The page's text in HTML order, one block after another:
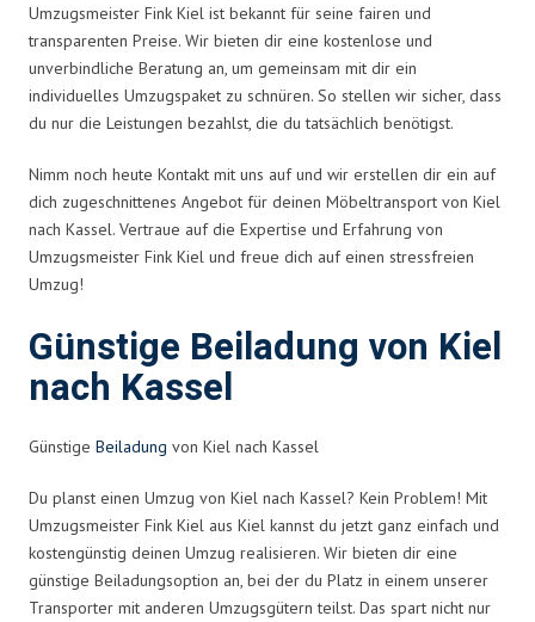
Umzugsmeister Fink Kiel ist bekannt für seine fairen und
transparenten Preise. Wir bieten dir eine kostenlose und
unverbindliche Beratung an, um gemeinsam mit dir ein
individuelles Umzugspaket zu schnüren. So stellen wir sicher, dass
du nur die Leistungen bezahlst, die du tatsächlich benötigst.
Nimm noch heute Kontakt mit uns auf und wir erstellen dir ein auf
dich zugeschnittenes Angebot für deinen Möbeltransport von Kiel
nach Kassel. Vertraue auf die Expertise und Erfahrung von
Umzugsmeister Fink Kiel und freue dich auf einen stressfreien
Umzug!
Günstige Beiladung von Kiel
nach Kassel
Günstige Beiladung von Kiel nach Kassel
Du planst einen Umzug von Kiel nach Kassel? Kein Problem! Mit
Umzugsmeister Fink Kiel aus Kiel kannst du jetzt ganz einfach und
kostengünstig deinen Umzug realisieren. Wir bieten dir eine
günstige Beiladungsoption an, bei der du Platz in einem unserer
Transporter mit anderen Umzugsgütern teilst. Das spart nicht nur